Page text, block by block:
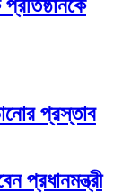
প্রস্তাব
প্রধানমন্ত্রী